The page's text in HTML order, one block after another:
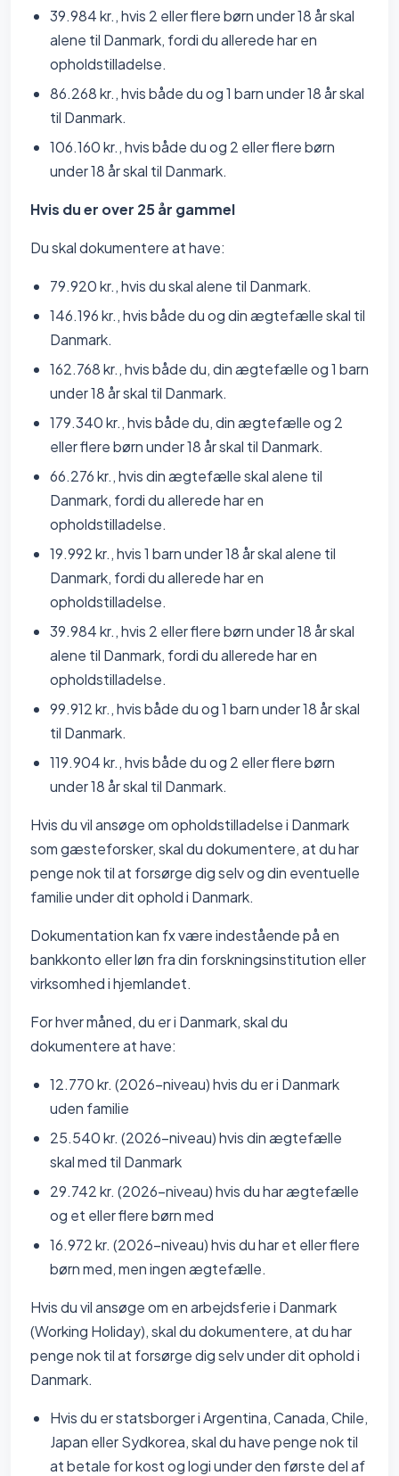
39.984 kr., hvis 2 eller flere børn under 18 år skal
alene til Danmark, fordi du allerede har en
opholdstilladelse.
86.268 kr., hvis både du og 1 barn under 18 år skal
til Danmark.
106.160 kr., hvis både du og 2 eller flere børn
under 18 år skal til Danmark.
Hvis du er over 25 år gammel
Du skal dokumentere at have:
79.920 kr., hvis du skal alene til Danmark.
146.196 kr., hvis både du og din ægtefælle skal til
Danmark.
162.768 kr., hvis både du, din ægtefælle og 1 barn
under 18 år skal til Danmark.
179.340 kr., hvis både du, din ægtefælle og 2
eller flere børn under 18 år skal til Danmark.
66.276 kr., hvis din ægtefælle skal alene til
Danmark, fordi du allerede har en
opholdstilladelse.
19.992 kr., hvis 1 barn under 18 år skal alene til
Danmark, fordi du allerede har en
opholdstilladelse.
39.984 kr., hvis 2 eller flere børn under 18 år skal
alene til Danmark, fordi du allerede har en
opholdstilladelse.
99.912 kr., hvis både du og 1 barn under 18 år skal
til Danmark.
119.904 kr., hvis både du og 2 eller flere børn
under 18 år skal til Danmark.
Hvis du vil ansøge om opholdstilladelse i Danmark
som gæsteforsker, skal du dokumentere, at du har
penge nok til at forsørge dig selv og din eventuelle
familie under dit ophold i Danmark.
Dokumentation kan fx være indestående på en
bankkonto eller løn fra din forskningsinstitution eller
virksomhed i hjemlandet.
For hver måned, du er i Danmark, skal du
dokumentere at have:
12.770 kr. (2026-niveau) hvis du er i Danmark
uden familie
25.540 kr. (2026-niveau) hvis din ægtefælle
skal med til Danmark
29.742 kr. (2026-niveau) hvis du har ægtefælle
og et eller flere børn med
16.972 kr. (2026-niveau) hvis du har et eller flere
børn med, men ingen ægtefælle.
Hvis du vil ansøge om en arbejdsferie i Danmark
(Working Holiday), skal du dokumentere, at du har
penge nok til at forsørge dig selv under dit ophold i
Danmark.
Hvis du er statsborger i Argentina, Canada, Chile,
Japan eller Sydkorea, skal du have penge nok til
at betale for kost og logi under den første del af